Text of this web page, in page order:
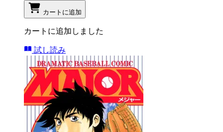
カートに追加
カートに追加しました
試し読み